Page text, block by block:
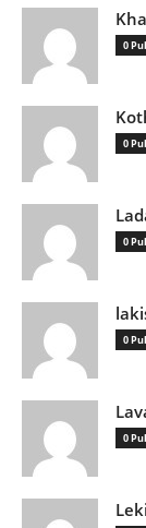
0
0
0
0
0